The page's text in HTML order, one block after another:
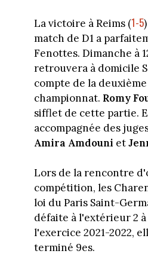
La victoire à Reims (1-5
match de D1 a
Fenottes. Dimanche à
retrouvera à domicile
compte de la
championnat. Romy
sifflet de cette partie.
accompagnée des
Amira Amdouni et
Lors de la rencontre
compétition, les
loi du Paris Saint-
défaite à l'extérieur 2 à
l'exercice 2021-2022,
terminé 9es.